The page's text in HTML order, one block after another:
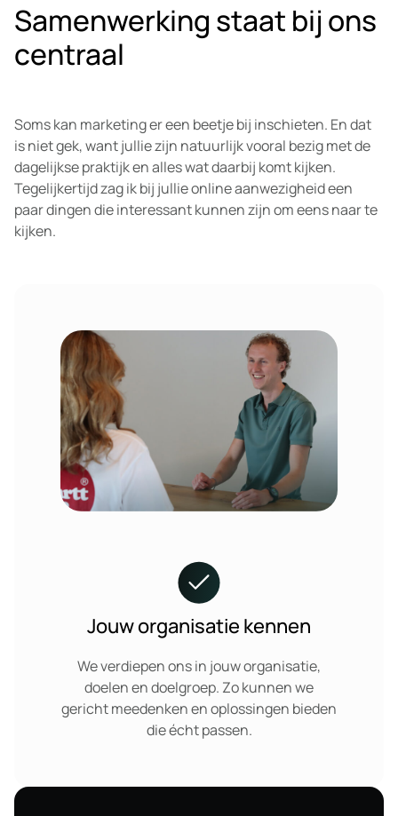
Samenwerking staat bij ons
centraal
Soms kan marketing er een beetje bij inschieten. En dat
is niet gek, want jullie zijn natuurlijk vooral bezig met de
dagelijkse praktijk en alles wat daarbij komt kijken.
Tegelijkertijd zag ik bij jullie online aanwezigheid een
paar dingen die interessant kunnen zijn om eens naar te
kijken.
Jouw organisatie kennen
We verdiepen ons in jouw organisatie,
doelen en doelgroep. Zo kunnen we
gericht meedenken en oplossingen bieden
die écht passen.